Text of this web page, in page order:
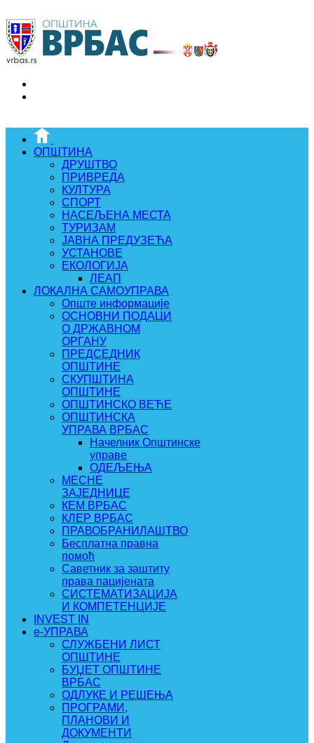
ОПШТИНА
ДРУШТВО
ПРИВРЕДА
КУЛТУРА
СПОРТ
НАСЕЉЕНА МЕСТА
ТУРИЗАМ
ЈАВНА ПРЕДУЗЕЋА
УСТАНОВЕ
ЕКОЛОГИЈА
ЛЕАП
ЛОКАЛНА САМОУПРАВА
Опште информације
ОСНОВНИ ПОДАЦИ
О ДРЖАВНОМ
ОРГАНУ
ПРЕДСЕДНИК
ОПШТИНЕ
СКУПШТИНА
ОПШТИНЕ
ОПШТИНСКО ВЕЋЕ
ОПШТИНСКА
УПРАВА ВРБАС
Начелник Општинске
управе
ОДЕЉЕЊА
МЕСНЕ
ЗАЈЕДНИЦЕ
КЕМ ВРБАС
КЛЕР ВРБАС
ПРАВОБРАНИЛАШТВО
Бесплатна правна
помоћ
Саветник за заштиту
права пацијената
СИСТЕМАТИЗАЦИЈА
И КОМПЕТЕНЦИЈЕ
INVEST IN
e-УПРАВА
СЛУЖБЕНИ ЛИСТ
ОПШТИНЕ
БУЏЕТ ОПШТИНЕ
ВРБАС
ОДЛУКЕ И РЕШЕЊА
ПРОГРАМИ,
ПЛАНОВИ И
ДОКУМЕНТИ